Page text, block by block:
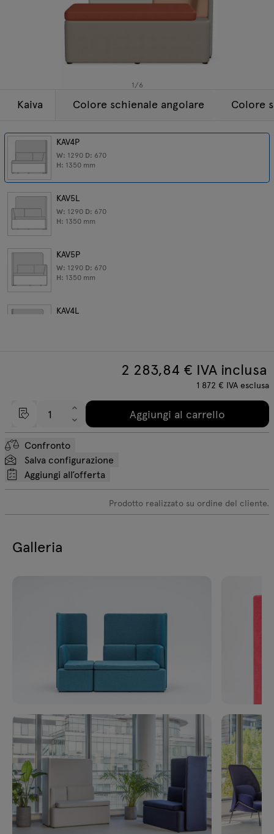
1/6
Kaiva
KAV4P
W: 1290 D: 670
H: 1350 mm
KAV5L
W: 1290 D: 670
H: 1350 mm
KAV5P
W: 1290 D: 670
H: 1350 mm
KAV4L
Colore schienale angolare Colore
2 283,84 € IVA inclusa
1 872 € IVA esclusa
Aggiungi al carrello
Confronto
Salva configurazione
Aggiungi all’offerta
Prodotto realizzato su ordine del cliente.
Galleria